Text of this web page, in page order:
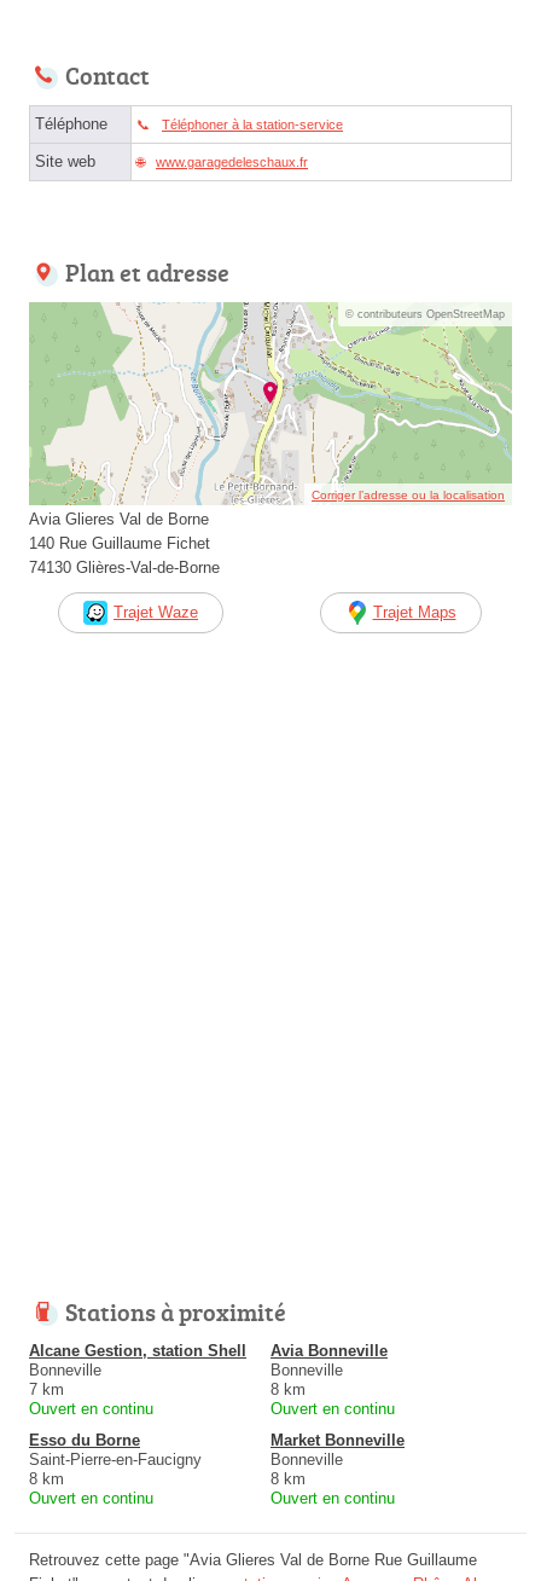
Contact
Téléphone Téléphoner à la station-service
Site web www.garagedeleschaux.fr
Plan et adresse
© contributeurs OpenStreetMap
Corriger l’adresse ou la localisation
Avia Glieres Val de Borne
140 Rue Guillaume Fichet
74130 Glières-Val-de-Borne
Trajet Waze Trajet Maps
Stations à proximité
Alcane Gestion, station Shell
Bonneville
7 km
Ouvert en continu
Avia Bonneville
Bonneville
8 km
Ouvert en continu
Esso du Borne
Saint-Pierre-en-Faucigny
8 km
Ouvert en continu
Market Bonneville
Bonneville
8 km
Ouvert en continu
Retrouvez cette page "Avia Glieres Val de Borne Rue Guillaume